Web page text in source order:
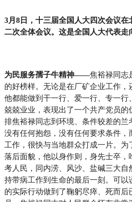
3月8日，十三届全国人大四次会议
二次全体会议。这是全国人大代表走
为民服务孺子牛精神——焦裕禄同志
的好榜样。无论是在厂矿企业工作，
他都能做到干一行、爱一行、专一行
兢兢业业，表现出了一个共产党员的
排焦裕禄同志到环境、条件较差的兰
没有任何抱怨，没有任何要求条件，
工作，很快与当地群众打成一片。为
落后面貌，他以身作则，身先士卒，
考人民，同内涝、风沙、盐碱三大自
持带病工作到生命的最后一刻。可以
的实际行动做到了鞠躬尽瘁、死而后